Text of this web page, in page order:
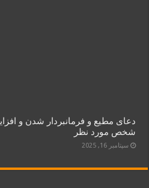
دعای مطیع و فرمانبردار شدن و
شخص مورد نظر
سپتامبر 16, 2025